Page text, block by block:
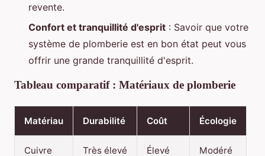
revente.
Confort et tranquillité d'esprit : Savoir que votre
système de plomberie est en bon état peut vous
offrir une grande tranquillité d'esprit.
Tableau comparatif : Matériaux de plomberie
Matériau Durabilité Coût Écologie
Cuivre Très élevé Élevé Modéré